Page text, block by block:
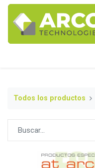
Todos los productos